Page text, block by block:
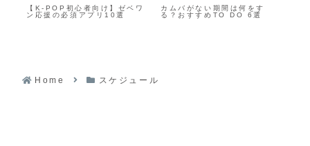
【K-POP初心者向け】ゼベワ
ン応援の必須アプリ10選
カムバがない期間は何をす
る？おすすめTO DO 6選
Home スケジュール